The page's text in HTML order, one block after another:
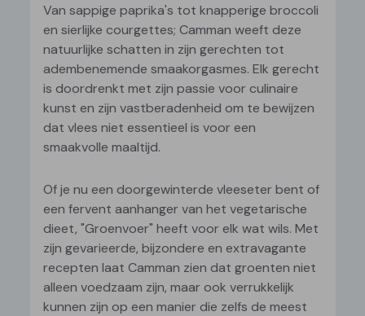
Van sappige paprika's tot knapperige broccoli
en sierlijke courgettes; Camman weeft deze
natuurlijke schatten in zijn gerechten tot
adembenemende smaakorgasmes. Elk gerecht
is doordrenkt met zijn passie voor culinaire
kunst en zijn vastberadenheid om te bewijzen
dat vlees niet essentieel is voor een
smaakvolle maaltijd.
Of je nu een doorgewinterde vleeseter bent of
een fervent aanhanger van het vegetarische
dieet, "Groenvoer" heeft voor elk wat wils. Met
zijn gevarieerde, bijzondere en extravagante
recepten laat Camman zien dat groenten niet
alleen voedzaam zijn, maar ook verrukkelijk
kunnen zijn op een manier die zelfs de meest